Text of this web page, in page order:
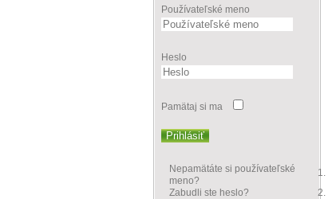
Používateľské meno
Heslo
Pamätaj si ma
Prihlásiť
Nepamätáte si používateľské
meno?
Zabudli ste heslo?
1.
2.